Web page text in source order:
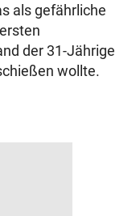
als gefährliche
der 31-Jährige
wollte.